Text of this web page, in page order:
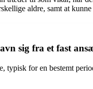
aldre, samt at
sig fra et fast
for en bestemt